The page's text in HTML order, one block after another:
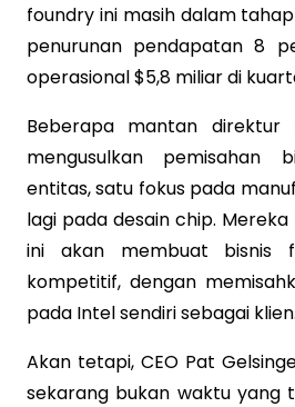
foundry ini masih dalam
penurunan pendapatan 8
operasional $5,8 miliar di
Beberapa mantan
mengusulkan pemisahan
entitas, satu fokus pada
lagi pada desain chip.
ini akan membuat bisnis
kompetitif, dengan
pada Intel sendiri sebagai klien.
Akan tetapi, CEO Pat
sekarang bukan waktu yang